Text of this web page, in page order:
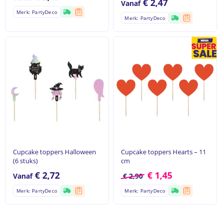
Merk: PartyDeco
Vanaf€2,47
Merk: PartyDeco
Cupcake toppers Halloween
(6 stuks)
Vanaf€ 2,72
Merk: PartyDeco
Cupcake toppers Hearts – 11
cm
€2,90 € 1,45
Merk: PartyDeco